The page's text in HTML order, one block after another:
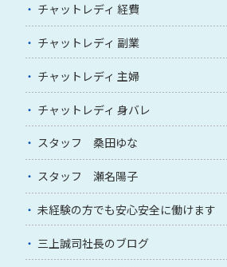
チャットレディ 経費
チャットレディ 副業
チャットレディ 主婦
チャットレディ 身バレ
スタッフ 桑田ゆな
スタッフ 瀬名陽子
未経験の方でも安心安全に働けます
三上誠司社長のブログ